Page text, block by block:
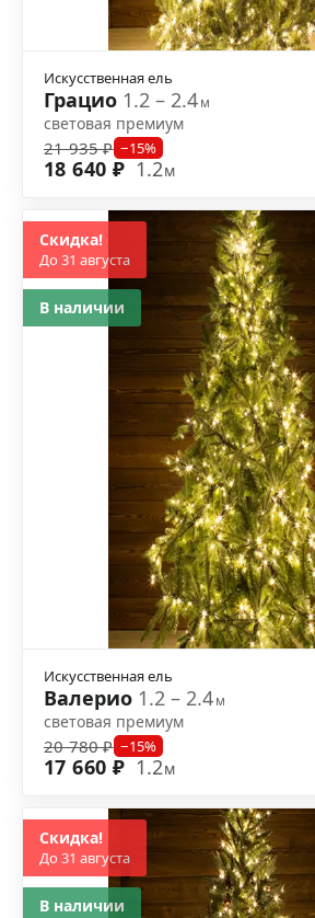
Искусственная ель
Грацио 1.2 – 2.4м
световая премиум
21 935 ₽ −15%
18 640 ₽ 1.2м
Искусственная ель
Валерио 1.2 – 2.4м
световая премиум
20 780 ₽ −15%
17 660 ₽ 1.2м
Скидка!
До 31 августа
В наличии
Скидка!
До 31 августа
В наличии